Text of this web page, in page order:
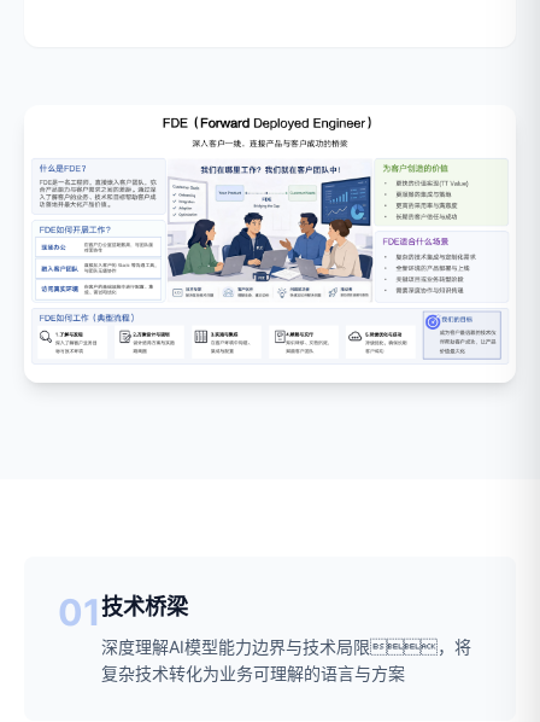
01技术桥梁
深度理解AI模型能力边界与技术局限，将
复杂技术转化为业务可理解的语言与方案